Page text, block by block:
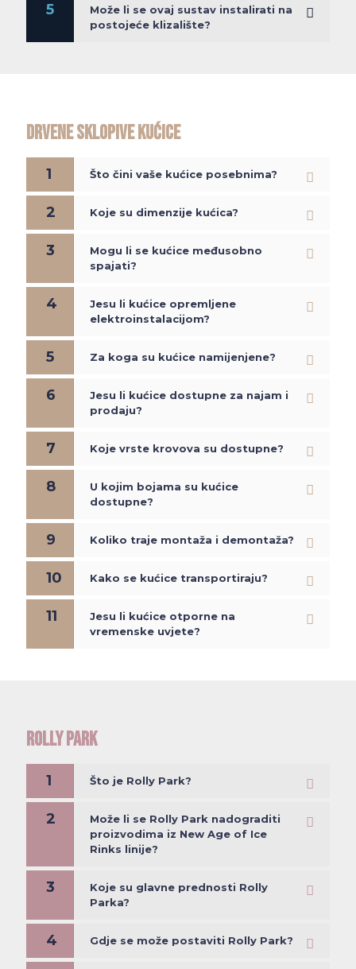
5
Može li se ovaj sustav instalirati na
postojeće klizalište?
DRVENE SKLOPIVE KUĆICE
1 Što čini vaše kućice posebnima?
2 Koje su dimenzije kućica?
3
Mogu li se kućice međusobno
spajati?
4
Jesu li kućice opremljene
elektroinstalacijom?
5 Za koga su kućice namijenjene?
6
Jesu li kućice dostupne za najam i
prodaju?
7 Koje vrste krovova su dostupne?
8
U kojim bojama su kućice
dostupne?
9 Koliko traje montaža i demontaža?
10 Kako se kućice transportiraju?
11
Jesu li kućice otporne na
vremenske uvjete?
ROLLY PARK
1 Što je Rolly Park?
2
Može li se Rolly Park nadograditi
proizvodima iz New Age of Ice
Rinks linije?
3
Koje su glavne prednosti Rolly
Parka?
4 Gdje se može postaviti Rolly Park?